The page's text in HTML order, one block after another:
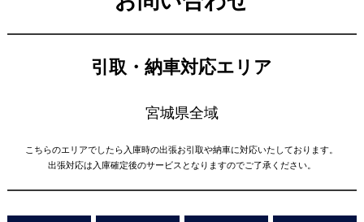
引取・納車対応エリア
宮城県全域
こちらのエリアでしたら入庫時の出張お引取や納車に対応いたしております。
出張対応は入庫確定後のサービスとなりますのでご了承ください。